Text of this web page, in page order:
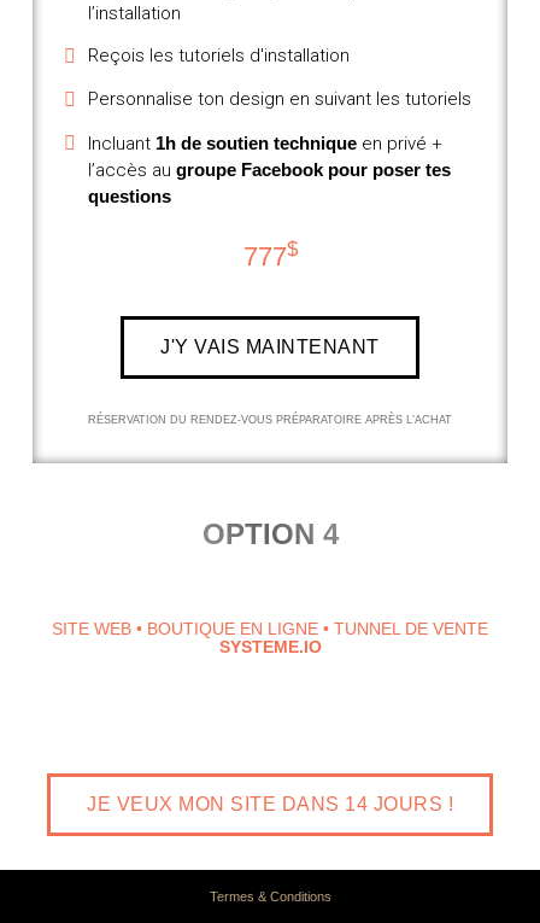
l’installation
Reçois les tutoriels d'installation
Personnalise ton design en suivant les tutoriels
Incluant 1h de soutien techniqueen privé +
l’accès au groupe Facebook pour poser tes
questions
777$
J'Y VAIS MAINTENANT
RÉSERVATION DU RENDEZ-VOUS PRÉPARATOIRE APRÈS L’ACHAT
OPTION 4
SITE WEB • BOUTIQUE EN LIGNE • TUNNEL DE VENTE
SYSTEME.IO
JE VEUX MON SITE DANS 14 JOURS !
Termes & Conditions